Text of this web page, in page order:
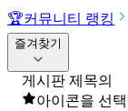
🏆커뮤니티 랭킹
즐겨찾기
게시판 제목의
아이콘을 선